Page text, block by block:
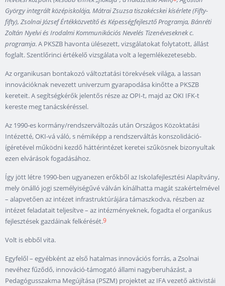
György integrált középiskolája, Mátrai Zsuzsa tiszakécskei kísérlete (Fifty-
fifty), Zsolnai József Értékközvetítő és Képességfejlesztő Programja, Bánréti
Zoltán Nyelvi és Irodalmi Kommunikációs Nevelés Tizenéveseknek c.
programja. A PKSZB havonta ülésezett, vizsgálatokat folytatott, állást
foglalt. Szentlőrinci értékelő vizsgálata volt a legemlékezetesebb.
Az organikusan bontakozó változtatási törekvések világa, a lassan
innovációknak nevezett univerzum gyarapodása kinőtte a PKSZB
kereteit. A segítségkérők jelentős része az OPI-t, majd az OKI IFK-t
kereste meg tanácskéréssel.
Az 1990-es kormány/rendszerváltozás után Országos Közoktatási
Intézetté, OKI-vá váló, s némiképp a rendszerváltás konszolidáció-
ígéretével működni kezdő háttérintézet keretei szűkösnek bizonyultak
ezen elvárások fogadásához.
Így jött létre 1990-ben ugyanezen erőkből az Iskolafejlesztési Alapítvány,
mely önálló jogi személyiségűvé válván kínálhatta magát szakértelmével
– alapvetően az intézet infrastruktúrájára támaszkodva, részben az
intézet feladatait teljesítve – az intézményeknek, fogadta el organikus
fejlesztések gazdáinak felkérését.9
Volt is ebből vita.
Egyfelől – egyébként az első hatalmas innovációs forrás, a Zsolnai
nevéhez fűződő, innováció-támogató állami nagyberuházást, a
Pedagógusszakma Megújítása (PSZM) projektet az IFA vezető aktivistái